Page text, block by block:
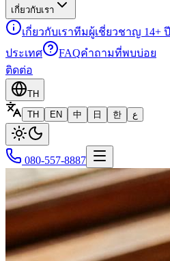
เกี่ยวกับเรา
เกี่ยวกับเราทีมผู้เชี่ยวชาญ 14+ ปี
ประเทศ
FAQคำถามที่พบบ่อย
ติดต่อ
TH
TH
EN 中 日 한 ع
080-557-8887